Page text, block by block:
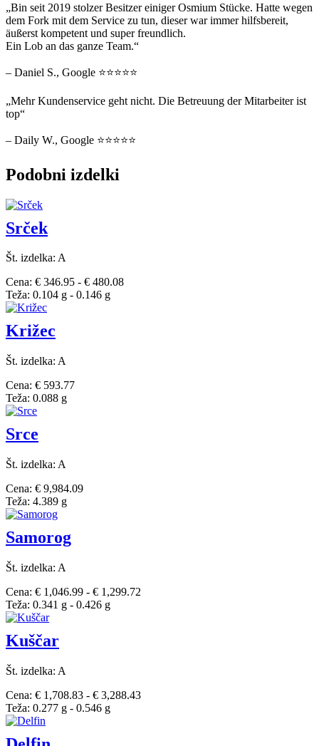
„Bin seit 2019 stolzer Besitzer einiger Osmium Stücke. Hatte wegen
dem Fork mit dem Service zu tun, dieser war immer hilfsbereit,
äußerst kompetent und super freundlich.
Ein Lob an das ganze Team.“
– Daniel S., Google ⭐⭐⭐⭐⭐
„Mehr Kundenservice geht nicht. Die Betreuung der Mitarbeiter ist
top“
– Daily W., Google ⭐⭐⭐⭐⭐
Podobni izdelki
Srček
Št. izdelka: A
Cena: € 346.95 - € 480.08
Teža: 0.104 g - 0.146 g
Križec
Št. izdelka: A
Cena: € 593.77
Teža: 0.088 g
Srce
Št. izdelka: A
Cena: € 9,984.09
Teža: 4.389 g
Samorog
Št. izdelka: A
Cena: € 1,046.99 - € 1,299.72
Teža: 0.341 g - 0.426 g
Kuščar
Št. izdelka: A
Cena: € 1,708.83 - € 3,288.43
Teža: 0.277 g - 0.546 g